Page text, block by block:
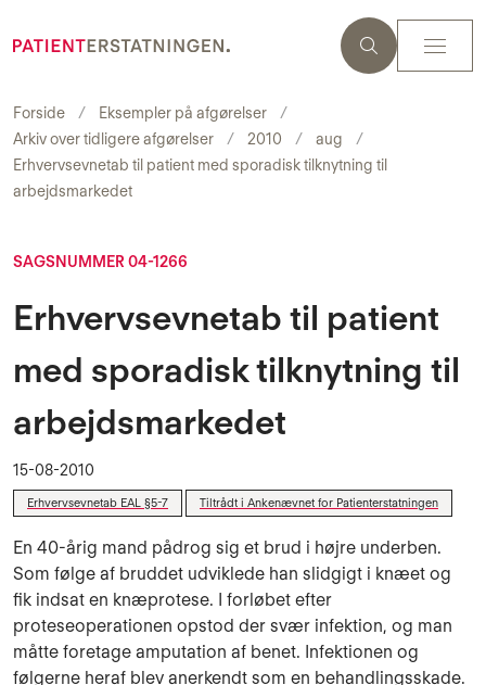
Forside
Eksempler på afgørelser
Arkiv over tidligere afgørelser
2010
aug
Erhvervsevnetab til patient med sporadisk tilknytning til
arbejdsmarkedet
SAGSNUMMER 04-1266
Erhvervsevnetab til patient
med sporadisk tilknytning til
arbejdsmarkedet
15-08-2010
Erhvervsevnetab EAL §5-7 Tiltrådt i Ankenævnet for Patienterstatningen
En 40-årig mand pådrog sig et brud i højre underben.
Som følge af bruddet udviklede han slidgigt i knæet og
fik indsat en knæprotese. I forløbet efter
proteseoperationen opstod der svær infektion, og man
måtte foretage amputation af benet. Infektionen og
følgerne heraf blev anerkendt som en behandlingsskade.